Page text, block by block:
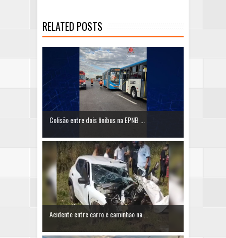
RELATED POSTS
Colisão entre dois ônibus na EPNB ...
Acidente entre carro e caminhão na ...